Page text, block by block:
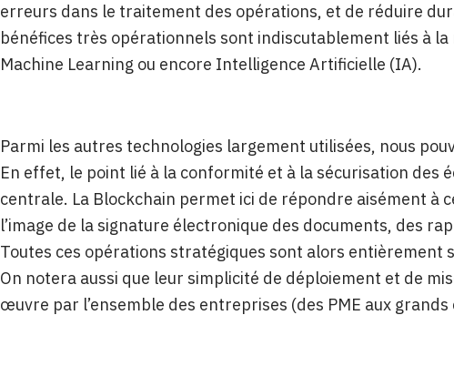
erreurs dans le traitement des opérations, et de réduire
bénéfices très opérationnels sont indiscutablement liés à
Machine Learning ou encore Intelligence Artificielle (IA).
Parmi les autres technologies largement utilisées, nous
En effet, le point lié à la conformité et à la sécurisation des
centrale. La Blockchain permet ici de répondre aisément à
l’image de la signature électronique des documents, des
Toutes ces opérations stratégiques sont alors entièrement
On notera aussi que leur simplicité de déploiement et de
œuvre par l’ensemble des entreprises (des PME aux grands